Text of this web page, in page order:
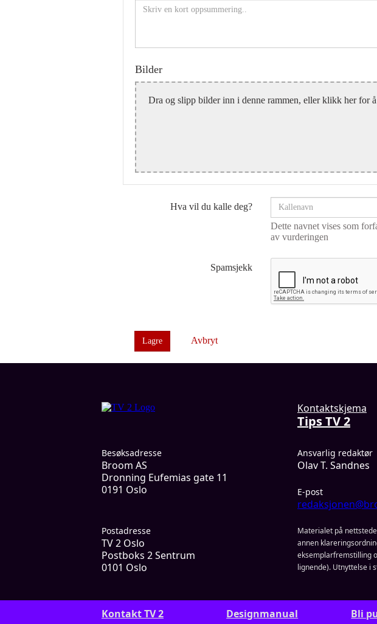
Bilder
Dra og slipp bilder inn i denne rammen, eller klikk her for
Hva vil du kalle deg?
Dette navnet vises som
av vurderingen
Spamsjekk
Lagre Avbryt
Kontaktskjema
Tips TV 2
Ansvarlig redaktør
Olav T. Sandnes
E-post
Besøksadresse
Broom AS
Dronning Eufemias gate 11
0191 Oslo
Postadresse
TV 2 Oslo
Postboks 2 Sentrum
0101 Oslo
Materialet på
annen
eksemplarfremstilling
lignende). Utnyttelse i
Kontakt TV 2 Designmanual Bli